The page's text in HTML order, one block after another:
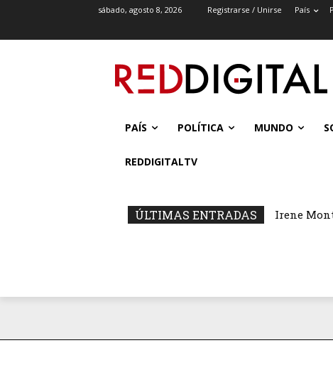
sábado, agosto 8, 2026 Registrarse / Unirse País
PAÍS POLÍTICA MUNDO
REDDIGITALTV
ÚLTIMAS ENTRADAS Irene